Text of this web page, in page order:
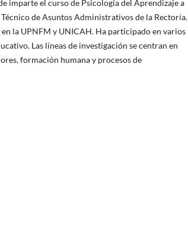
imparte el curso de Psicología del Aprendizaje a
de Asuntos Administrativos de la Rectoría.
la UPNFM y UNICAH. Ha participado en varios
Las líneas de investigación se centran en
formación humana y procesos de